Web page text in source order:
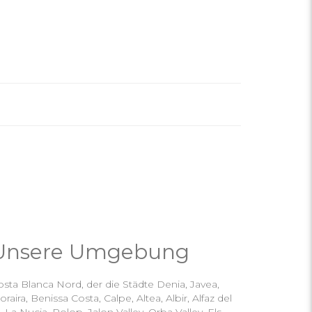
Umgebung
Blanca Nord, der die Städte Denia, Javea,
Benissa Costa, Calpe, Altea, Albir, Alfaz del